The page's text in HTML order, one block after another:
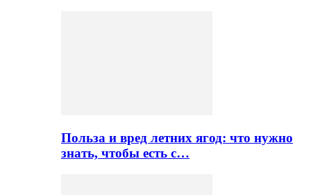
Польза и вред летних ягод: что нужно
знать, чтобы есть с…